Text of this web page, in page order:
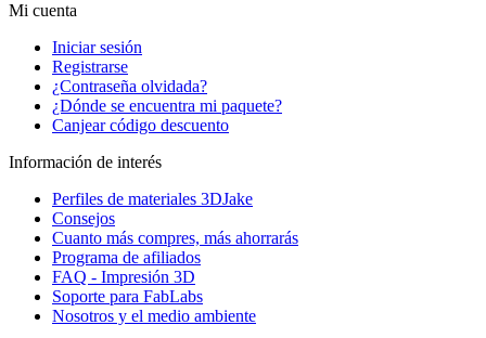
Mi cuenta
Iniciar sesión
Registrarse
¿Contraseña olvidada?
¿Dónde se encuentra mi paquete?
Canjear código descuento
Información de interés
Perfiles de materiales 3DJake
Consejos
Cuanto más compres, más ahorrarás
Programa de afiliados
FAQ - Impresión 3D
Soporte para FabLabs
Nosotros y el medio ambiente